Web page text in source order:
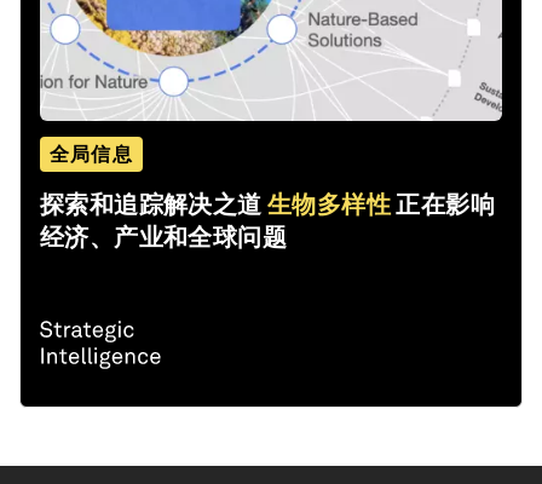
全局信息
探索和追踪解决之道生物多样性正在影响
经济、产业和全球问题